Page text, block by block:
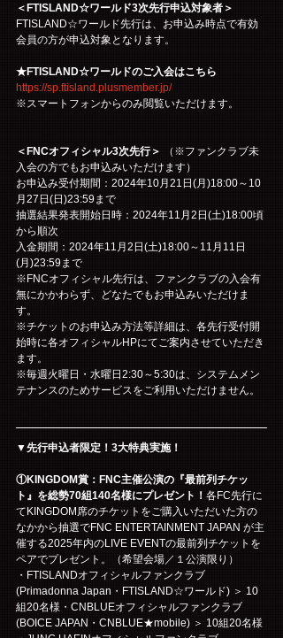
＜FTISLAND☆ワールド3次先行申込対象者＞
FTISLAND☆ワールド先行は、お申込み時点で有効
会員の方が申込対象となります。
★FTISLAND☆ワールドのご入会はこちら
https://sp.ftisland.plusmember.jp/
※スマートフォンからのみ閲覧いただけます。
＜FNCオフィシャル3次先行＞
（※ファンクラブ未
入会の方でもお申込みいただけます）
お申込み受付期間：2024年10月21日(月)18:00～10
月27日(日)23:59まで
抽選結果発表開始日時：2024年11月2日(土)18:00頃
から順次
入金期間：2024年11月2日(土)18:00～11月11日
(月)23:59まで
※FNCオフィシャル先行は、ファンクラブの入会有
無にかかわらず、どなたでもお申込みいただけま
す。
※チケットのお申込み方法等詳細は、各先行受付開
始時に各オフィシャルHPにてご案内させていただき
ます。
※毎週火曜日・水曜日2:30～5:30は、システムメン
テナンスのためサービスをご利用いただけません。
▼先行申込者限定！3大特典実施！
①KINGDOM賞：FNC主催公演の『最前列チケッ
ト』を総勢70組140名様にプレゼント！ 各FC先行に
てKINGDOM席のチケットをご購入いただいた方の
なかから抽選でFNC ENTERTAINMENT JAPAN が主
催する2025年内のLIVE EVENTの最前列チケットを
ペアでプレゼント。（希望会場／１公演限り）
・FTISLANDオフィシャルファンクラブ
(Primadonna Japan・FTISLAND☆ワールド) ＞ 10
組20名様・CNBLUEオフィシャルファンクラブ
(BOICE JAPAN・CNBLUE★mobile) ＞ 10組20名様